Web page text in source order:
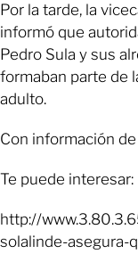
Por la tarde, la
informó que
Pedro Sula y sus
formaban parte de
adulto.
Con información
Te puede interesar:
http://
solalinde-asegura-